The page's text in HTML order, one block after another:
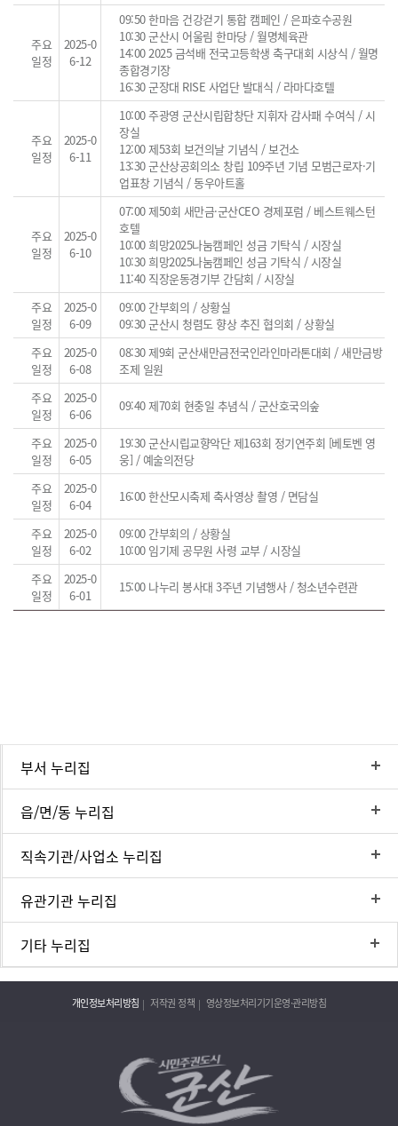
주요
일정
2025-0
6-12
09:50 한마음 건강걷기 통합 캠페인 / 은파호수공원
10:30 군산시 어울림 한마당 / 월명체육관
14:00 2025 금석배 전국고등학생 축구대회 시상식 / 월명
종합경기장
16:30 군장대 RISE 사업단 발대식 / 라마다호텔
주요
일정
2025-0
6-11
10:00 주광영 군산시립합창단 지휘자 감사패 수여식 / 시
장실
12:00 제53회 보건의날 기념식 / 보건소
13:30 군산상공회의소 창립 109주년 기념 모범근로자·기
업표창 기념식 / 동우아트홀
주요
일정
2025-0
6-10
07:00 제50회 새만금·군산CEO 경제포럼 / 베스트웨스턴
호텔
10:00 희망2025나눔캠페인 성금 기탁식 / 시장실
10:30 희망2025나눔캠페인 성금 기탁식 / 시장실
11:40 직장운동경기부 간담회 / 시장실
주요
일정
2025-0
6-09
09:00 간부회의 / 상황실
09:30 군산시 청렴도 향상 추진 협의회 / 상황실
주요
일정
2025-0
6-08
08:30 제9회 군산새만금전국인라인마라톤대회 / 새만금방
조제 일원
주요
일정
2025-0
6-06
09:40 제70회 현충일 추념식 / 군산호국의숲
주요
일정
2025-0
6-05
19:30 군산시립교향악단 제163회 정기연주회 [베토벤 영
웅] / 예술의전당
주요
일정
2025-0
6-04
16:00 한산모시축제 축사영상 촬영 / 면담실
주요
일정
2025-0
6-02
09:00 간부회의 / 상황실
10:00 임기제 공무원 사령 교부 / 시장실
주요
일정
2025-0
6-01
15:00 나누리 봉사대 3주년 기념행사 / 청소년수련관
부서 누리집
읍/면/동 누리집
직속기관/사업소 누리집
유관기관 누리집
기타 누리집
개인정보처리방침 저작권 정책 영상정보처리기기운영·관리방침